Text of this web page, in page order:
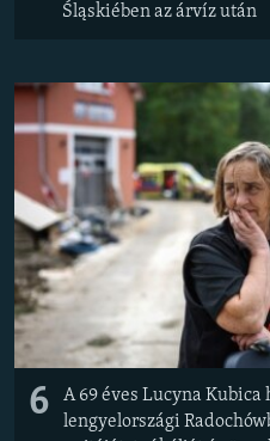
Śląskiében az árvíz után
6
A 69 éves Lucyna Kubica
lengyelországi